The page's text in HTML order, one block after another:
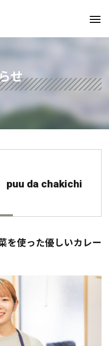
せ
puu da chakichi
を使った優しいカレー